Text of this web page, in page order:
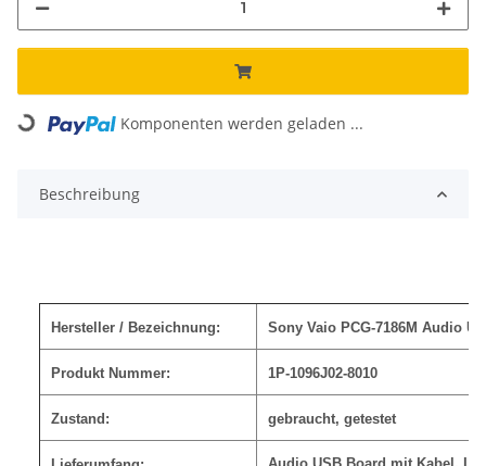
Loading... Komponenten werden geladen ...
Beschreibung
Hersteller / Bezeichnung: Sony Vaio PCG-7186M Audio
Produkt Nummer: 1P-1096J02-8010
Zustand: gebraucht, getestet